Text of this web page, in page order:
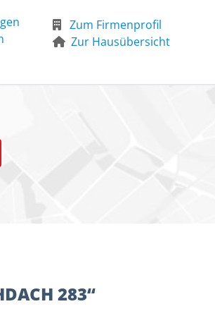
Zum Firmenprofil
Zur Hausübersicht
283“